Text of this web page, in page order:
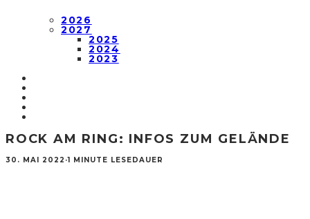
2026
2027
2025
2024
2023
ROCK AM RING: INFOS ZUM GELÄNDE
30. MAI 2022 ·1 MINUTE LESEDAUER